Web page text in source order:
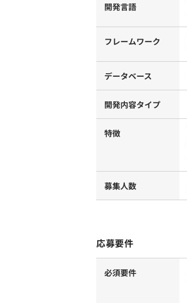
開発言語
フレームワーク
データベース
開発内容タイプ
特徴
募集人数
応募要件
必須要件